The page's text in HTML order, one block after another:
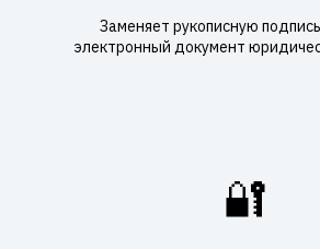
Заменяет рукописную
электронный документ
🔐